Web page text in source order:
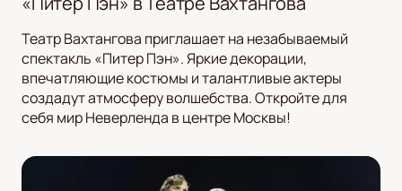
Театр Вахтангова приглашает на незабываемый
спектакль «Питер Пэн». Яркие декорации,
впечатляющие костюмы и талантливые актеры
создадут атмосферу волшебства. Откройте для
себя мир Неверленда в центре Москвы!